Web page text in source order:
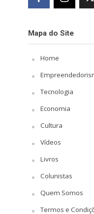
Mapa do Site
Home
Tecnologia
Economia
Cultura
Vídeos
Livros
Colunistas
Quem Somos
Termos e